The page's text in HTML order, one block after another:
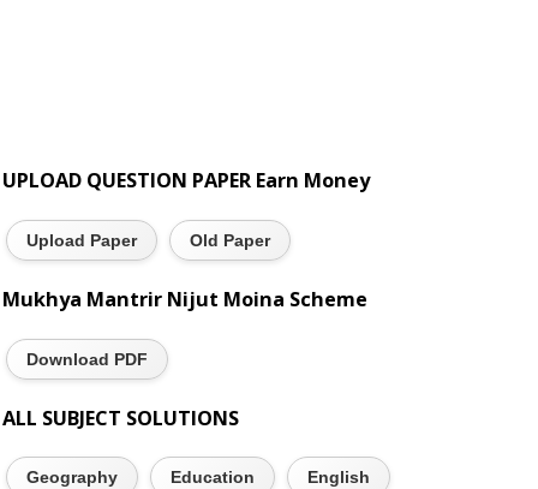
UPLOAD QUESTION PAPER Earn Money
Upload Paper Old Paper
Mukhya Mantrir Nijut Moina Scheme
Download PDF
ALL SUBJECT SOLUTIONS
Geography Education English